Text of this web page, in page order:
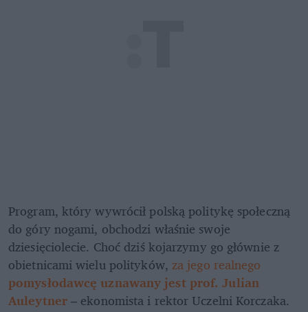
Program, który wywrócił polską politykę społeczną
do góry nogami, obchodzi właśnie swoje
dziesięciolecie. Choć dziś kojarzymy go głównie z
obietnicami wielu polityków,
pomysłodawcę uznawany jest prof. Julian
Auleytner – ekonomista i rektor Uczelni Korczaka.